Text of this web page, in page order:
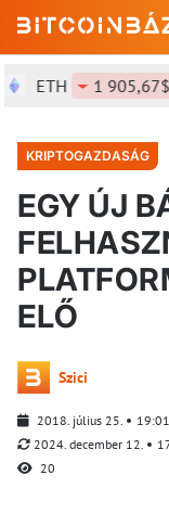
ETH 1 905,67$ -
KRIPTOGAZDASÁG
EGY ÚJ
ELŐ
Szici
2018. július 25.
19:01
2024. december 12.
20